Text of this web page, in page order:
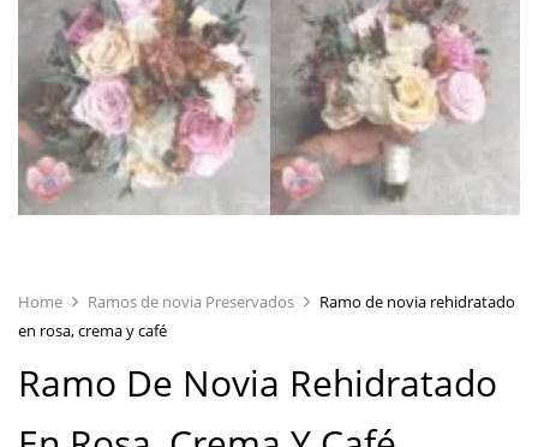
Home Ramos de novia Preservados
Ramo de novia rehidratado
en rosa, crema y café
Ramo De Novia Rehidratado